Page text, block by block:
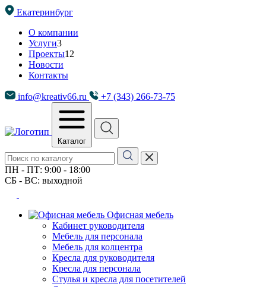
Екатеринбург
О компании
Услуги3
Проекты12
Новости
Контакты
info@kreativ66.ru +7 (343) 266-73-75
Каталог
ПН - ПТ: 9:00 - 18:00
СБ - ВС: выходной
Офисная мебель
Кабинет руководителя
Мебель для персонала
Мебель для колцентра
Кресла для руководителя
Кресла для персонала
Стулья и кресла для посетителей